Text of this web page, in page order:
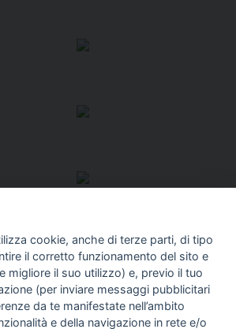
cookie, anche di terze parti, di tipo
il corretto funzionamento del sito e
migliore il suo utilizzo) e, previo il tuo
(per inviare messaggi pubblicitari
da te manifestate nell’ambito
e della navigazione in rete e/o